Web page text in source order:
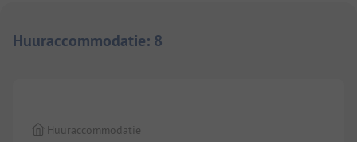
Huuraccommodatie: 8
Huuraccommodatie